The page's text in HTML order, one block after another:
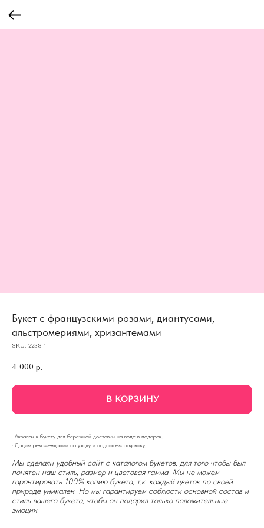
Букет с французскими розами, диантусами,
альстромериями, хризантемами
SKU: 2238-1
4 000 р.
В КОРЗИНУ
· Аквапак к букету для бережной доставки на воде в подарок.
· Дадим рекомендации по уходу и подпишем открытку.
Мы сделали удобный сайт с каталогом букетов, для того чтобы был
понятен наш стиль, размер и цветовая гамма. Мы не можем
гарантировать 100% копию букета, т.к. каждый цветок по своей
природе уникален. Но мы гарантируем соблюсти основной состав и
стиль вашего букета, чтобы он подарил только положительные
эмоции.